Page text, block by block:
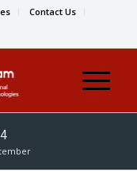
Contact Us